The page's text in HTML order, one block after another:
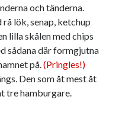
och tänderna.
lök, senap, ketchup
lilla skålen med chips
sådana där formgjutna
på.(Pringles!)
Den som åt mest åt
tre hamburgare.